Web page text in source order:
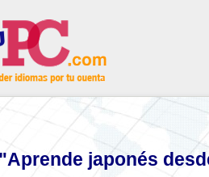
"Aprende japonés